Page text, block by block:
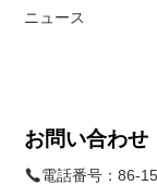
ニュース
お問い合わせ
電話番号：86-